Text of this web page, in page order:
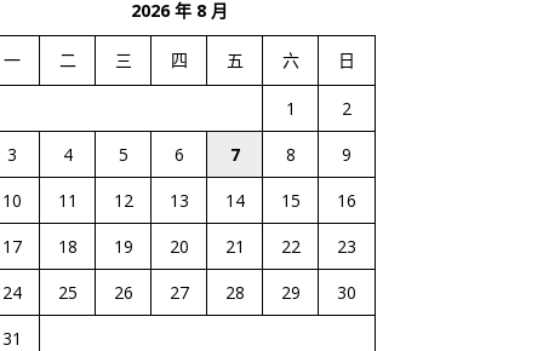
2026 年 8 月
一 二 三 四 五 六 日
1
2
3
4 5 6 7 8
9
10
11 12 13 14 15
16
17
18 19 20 21 22
23
24
25 26 27 28 29
30
31